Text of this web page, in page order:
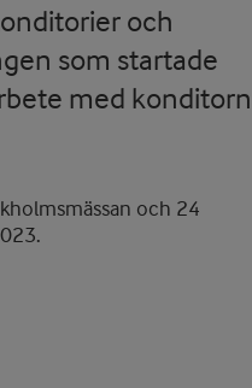
och
som startade
med konditorn
och 24